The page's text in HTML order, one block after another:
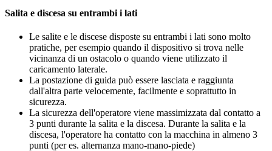
Salita e discesa su entrambi i lati
Le salite e le discese disposte su entrambi i lati sono molto
pratiche, per esempio quando il dispositivo si trova nelle
vicinanza di un ostacolo o quando viene utilizzato il
caricamento laterale.
La postazione di guida può essere lasciata e raggiunta
dall'altra parte velocemente, facilmente e soprattutto in
sicurezza.
La sicurezza dell'operatore viene massimizzata dal contatto a
3 punti durante la salita e la discesa. Durante la salita e la
discesa, l'operatore ha contatto con la macchina in almeno 3
punti (per es. alternanza mano-mano-piede)